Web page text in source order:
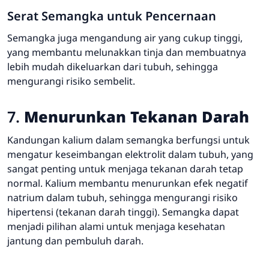
Serat Semangka untuk Pencernaan
Semangka juga mengandung air yang cukup tinggi,
yang membantu melunakkan tinja dan membuatnya
lebih mudah dikeluarkan dari tubuh, sehingga
mengurangi risiko sembelit.
7. Menurunkan Tekanan Darah
Kandungan kalium dalam semangka berfungsi untuk
mengatur keseimbangan elektrolit dalam tubuh, yang
sangat penting untuk menjaga tekanan darah tetap
normal. Kalium membantu menurunkan efek negatif
natrium dalam tubuh, sehingga mengurangi risiko
hipertensi (tekanan darah tinggi). Semangka dapat
menjadi pilihan alami untuk menjaga kesehatan
jantung dan pembuluh darah.